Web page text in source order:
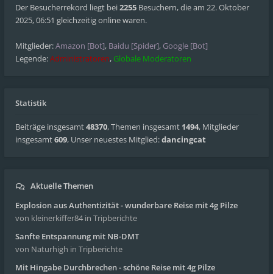
Der Besucherrekord liegt bei2255 Besuchern, die am 22. Oktober
2025, 06:51 gleichzeitig online waren.
Mitglieder:Amazon [Bot], Baidu [Spider], Google [Bot]
Legende:Administratoren, Globale Moderatoren
Statistik
Beiträge insgesamt48370,Themen insgesamt 1494, Mitglieder
insgesamt609, Unser neuestes Mitglied:dancingcat
Aktuelle Themen
Explosion aus Authentizität - wunderbare Reise mit 4g Pilze
von kleinerkiffer84 in Tripberichte
Sanfte Entspannung mit NB-DMT
von Naturhigh in Tripberichte
Mit Hingabe Durchbrechen - schöne Reise mit 4g Pilze